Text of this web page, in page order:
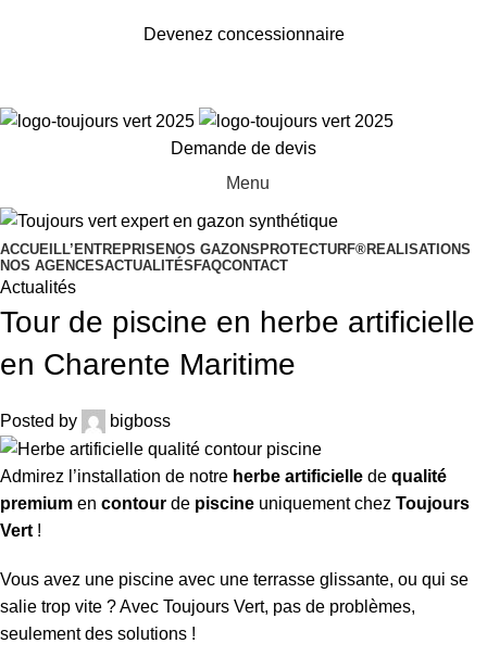
Devenez concessionnaire
Demande de devis
Menu
ACCUEILL’ENTREPRISENOS GAZONSPROTECTURF®REALISATIONS
NOS AGENCESACTUALITÉSFAQCONTACT
Actualités
Tour de piscine en herbe artificielle
en Charente Maritime
Posted by bigboss
Admirez l’installation de notre herbe artificielle de qualité
premium en contour de piscine uniquement chez Toujours
Vert !
Vous avez une piscine avec une terrasse glissante, ou qui se
salie trop vite ? Avec Toujours Vert, pas de problèmes,
seulement des solutions !